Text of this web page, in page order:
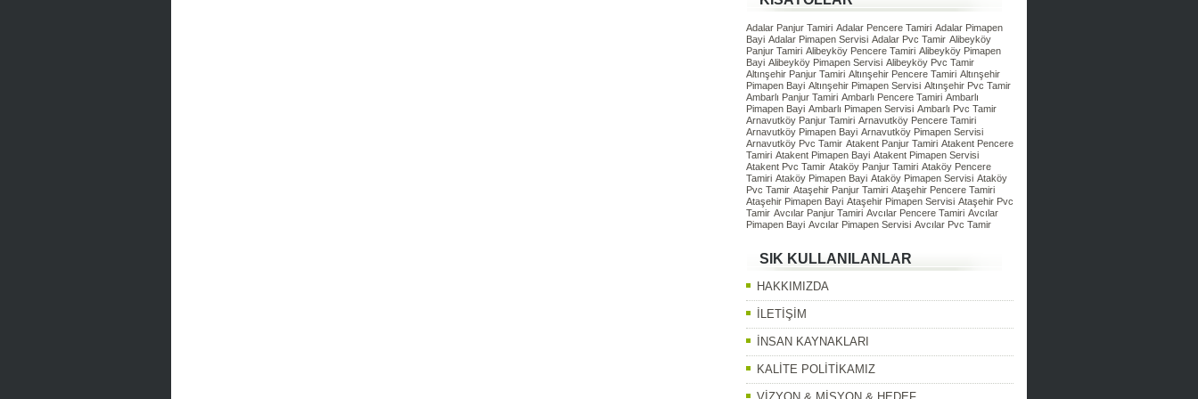
Adalar Panjur Tamiri Adalar Pencere Tamiri Adalar Pimapen
Bayi Adalar Pimapen Servisi Adalar Pvc Tamir Alibeyköy
Panjur Tamiri Alibeyköy Pencere Tamiri Alibeyköy Pimapen
Bayi Alibeyköy Pimapen Servisi Alibeyköy Pvc Tamir
Altınşehir Panjur Tamiri Altınşehir Pencere Tamiri Altınşehir
Pimapen Bayi Altınşehir Pimapen Servisi Altınşehir Pvc Tamir
Ambarlı Panjur Tamiri Ambarlı Pencere Tamiri Ambarlı
Pimapen Bayi Ambarlı Pimapen Servisi Ambarlı Pvc Tamir
Arnavutköy Panjur Tamiri Arnavutköy Pencere Tamiri
Arnavutköy Pimapen Bayi Arnavutköy Pimapen Servisi
Arnavutköy Pvc Tamir Atakent Panjur Tamiri Atakent Pencere
Tamiri Atakent Pimapen Bayi Atakent Pimapen Servisi
Atakent Pvc Tamir Ataköy Panjur Tamiri Ataköy Pencere
Tamiri Ataköy Pimapen Bayi Ataköy Pimapen Servisi Ataköy
Pvc Tamir Ataşehir Panjur Tamiri Ataşehir Pencere Tamiri
Ataşehir Pimapen Bayi Ataşehir Pimapen Servisi Ataşehir Pvc
Tamir Avcılar Panjur Tamiri Avcılar Pencere Tamiri Avcılar
Pimapen Bayi Avcılar Pimapen Servisi Avcılar Pvc Tamir
SIK KULLANILANLAR
HAKKIMIZDA
İLETİŞİM
İNSAN KAYNAKLARI
KALİTE POLİTİKAMIZ